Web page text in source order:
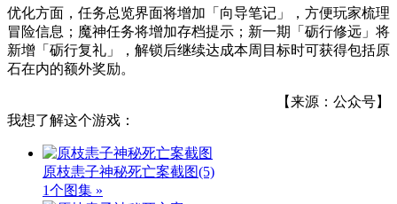
优化方面，任务总览界面将增加「向导笔记」，方便玩家梳理
冒险信息；魔神任务将增加存档提示；新一期「砺行修远」将
新增「砺行复礼」，解锁后继续达成本周目标时可获得包括原
石在内的额外奖励。
【来源：公众号】
我想了解这个游戏：
原枝恚子神秘死亡案截图(5)
1个图集 »